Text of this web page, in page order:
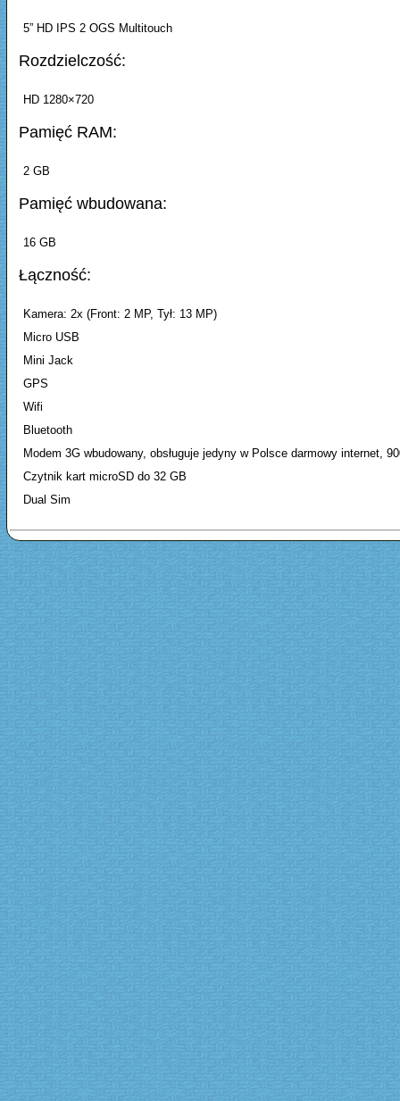
5” HD IPS 2 OGS Multitouch
Rozdzielczość:
HD 1280×720
Pamięć RAM:
2 GB
Pamięć wbudowana:
16 GB
Łączność:
Kamera: 2x (Front: 2 MP, Tył: 13 MP)
Micro USB
Mini Jack
GPS
Wifi
Bluetooth
Modem 3G wbudowany, obsługuje jedyny w Polsce darmowy internet,
Czytnik kart microSD do 32 GB
Dual Sim